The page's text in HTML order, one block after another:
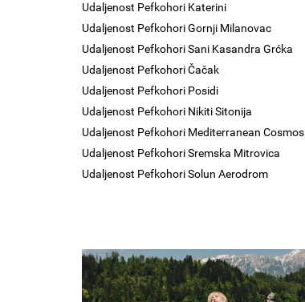
Udaljenost Pefkohori Katerini
Udaljenost Pefkohori Gornji Milanovac
Udaljenost Pefkohori Sani Kasandra Grćka
Udaljenost Pefkohori Čačak
Udaljenost Pefkohori Posidi
Udaljenost Pefkohori Nikiti Sitonija
Udaljenost Pefkohori Mediterranean Cosmos
Udaljenost Pefkohori Sremska Mitrovica
Udaljenost Pefkohori Solun Aerodrom